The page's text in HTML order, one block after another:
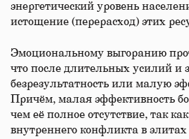
энергетический уровень
истощение (перерасход) этих
Эмоциональному выгоранию
что после длительных усилий и
безрезультатность или малую
Причём, малая эффективность
чем её полное отсутствие, так
внутреннего конфликта в